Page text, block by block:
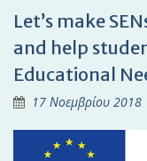
Let’s make
and help
Educational
17 Νοεμβρίου 2018